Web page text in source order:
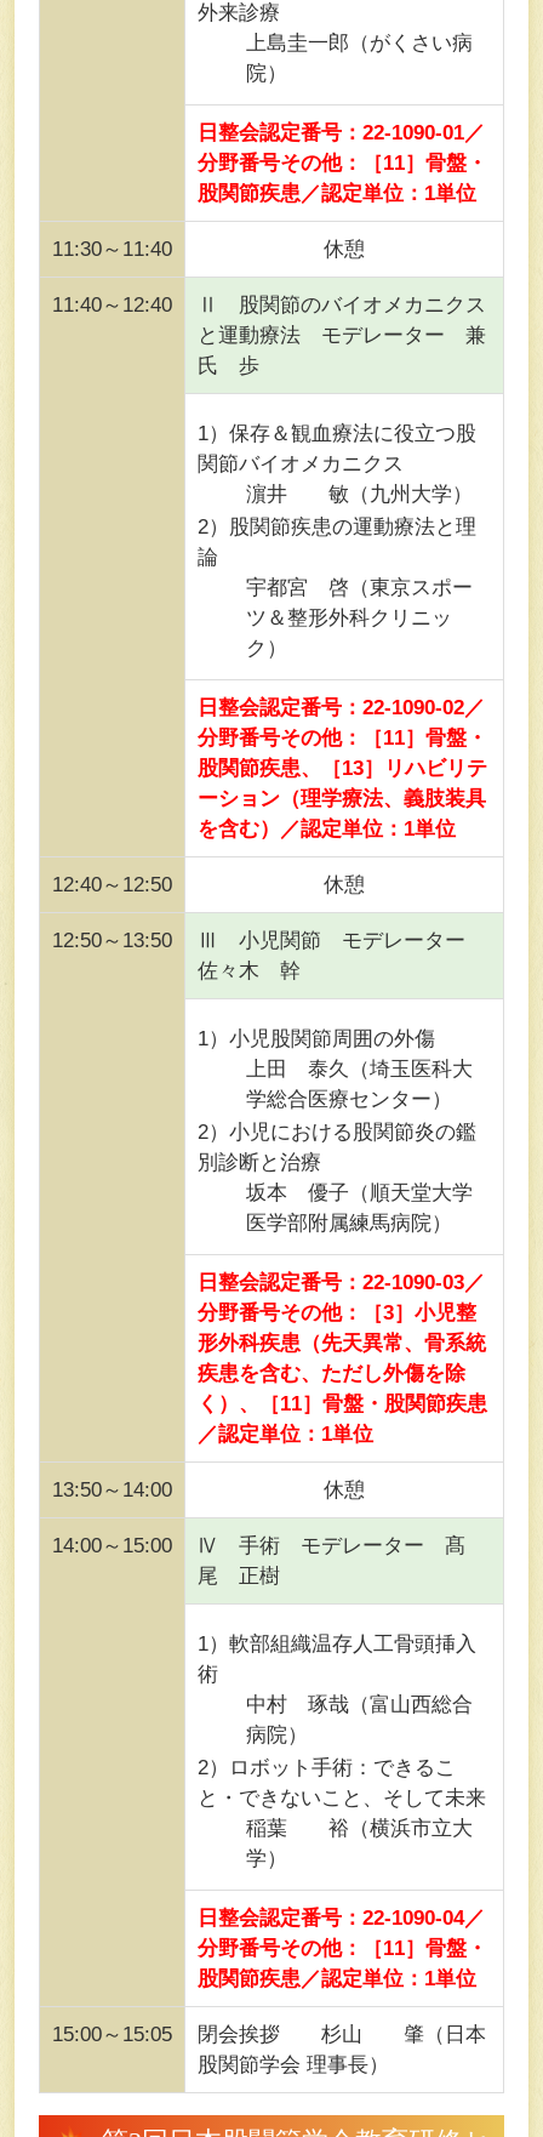
外来診療
上島圭一郎（がくさい病
院）
日整会認定番号：22-1090-01／
分野番号その他：［11］骨盤・
股関節疾患／認定単位：1単位
11:30～11:40 休憩
11:40～12:40
Ⅱ 股関節のバイオメカニクス
と運動療法 モデレーター 兼
氏 歩
1）保存＆観血療法に役立つ股
関節バイオメカニクス
濵井 敏（九州大学）
2）股関節疾患の運動療法と理
論
宇都宮 啓（東京スポー
ツ＆整形外科クリニッ
ク）
日整会認定番号：22-1090-02／
分野番号その他：［11］骨盤・
股関節疾患、［13］リハビリテ
ーション（理学療法、義肢装具
を含む）／認定単位：1単位
12:40～12:50 休憩
12:50～13:50
Ⅲ 小児関節 モデレーター
佐々木 幹
1）小児股関節周囲の外傷
上田 泰久（埼玉医科大
学総合医療センター）
2）小児における股関節炎の鑑
別診断と治療
坂本 優子（順天堂大学
医学部附属練馬病院）
日整会認定番号：22-1090-03／
分野番号その他：［3］小児整
形外科疾患（先天異常、骨系統
疾患を含む、ただし外傷を除
く）、［11］骨盤・股関節疾患
／認定単位：1単位
13:50～14:00 休憩
14:00～15:00
Ⅳ 手術 モデレーター 髙
尾 正樹
1）軟部組織温存人工骨頭挿入
術
中村 琢哉（富山西総合
病院）
2）ロボット手術：できるこ
と・できないこと、そして未来
稲葉 裕（横浜市立大
学）
日整会認定番号：22-1090-04／
分野番号その他：［11］骨盤・
股関節疾患／認定単位：1単位
15:00～15:05
閉会挨拶 杉山 肇（日本
股関節学会 理事長）